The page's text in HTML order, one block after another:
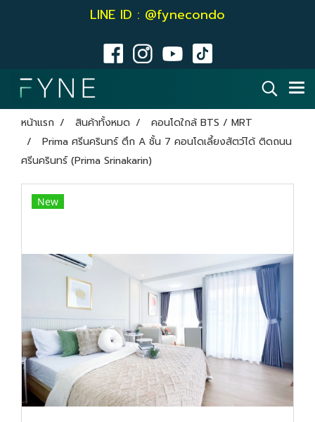
LINE ID : @fynecondo
หน้าแรก สินค้าทั้งหมด
คอนโดใกล้ BTS / MRT
Prima ศรีนครินทร์ ตึก A ชั้น 7 คอนโดเลี้ยงสัตว์ได้ ติดถนน
ศรีนครินทร์ (Prima Srinakarin)
New